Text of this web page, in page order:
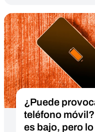
¿Puede
teléfono
es bajo, pero